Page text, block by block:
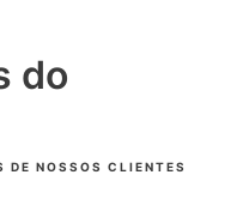
do
DE NOSSOS CLIENTES